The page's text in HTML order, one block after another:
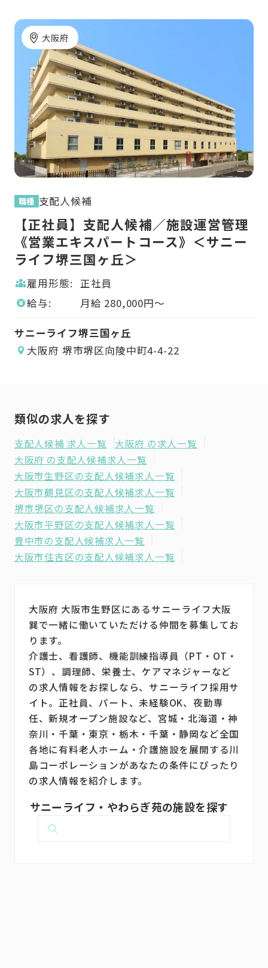
大阪府
職種 支配人候補
【正社員】支配人候補／施設運営管理
《営業エキスパートコース》＜サニー
ライフ堺三国ヶ丘＞
雇用形態: 正社員
給与:
月給 280,000円〜
サニーライフ堺三国ヶ丘
大阪府 堺市堺区向陵中町4-4-22
類似の求人を探す
支配人候補 求人一覧
大阪府 の求人一覧
大阪府 の支配人候補求人一覧
大阪市生野区の支配人候補求人一覧
大阪市鶴見区の支配人候補求人一覧
堺市堺区の支配人候補求人一覧
大阪市平野区の支配人候補求人一覧
豊中市の支配人候補求人一覧
大阪市住吉区の支配人候補求人一覧
大阪府 大阪市生野区にあるサニーライフ大阪
巽で一緒に働いていただける仲間を募集してお
ります。
介護士、看護師、機能訓練指導員（PT・OT・
ST）、調理師、栄養士、ケアマネジャーなど
の求人情報をお探しなら、サニーライフ採用サ
イト。正社員、パート、未経験OK、夜勤専
任、新規オープン施設など、宮城・北海道・神
奈川・千葉・東京・栃木・千葉・静岡など全国
各地に有料老人ホーム・介護施設を展開する川
島コーポレーションがあなたの条件にぴったり
の求人情報を紹介します。
サニーライフ・やわらぎ苑の施設を探す